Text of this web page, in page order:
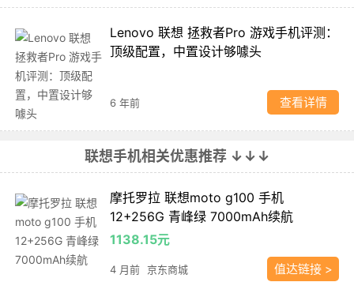
Lenovo 联想 拯救者Pro 游戏手机评测：
顶级配置，中置设计够噱头
6 年前 查看详情
联想手机相关优惠推荐 ↓↓↓
摩托罗拉 联想moto g100 手机
12+256G 青峰绿 7000mAh续航
1138.15元
4 月前 京东商城 值达链接 >